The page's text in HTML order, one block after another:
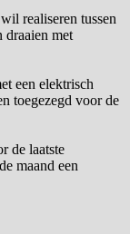
realiseren tussen
draaien met
een elektrisch
toegezegd voor de
de laatste
maand een